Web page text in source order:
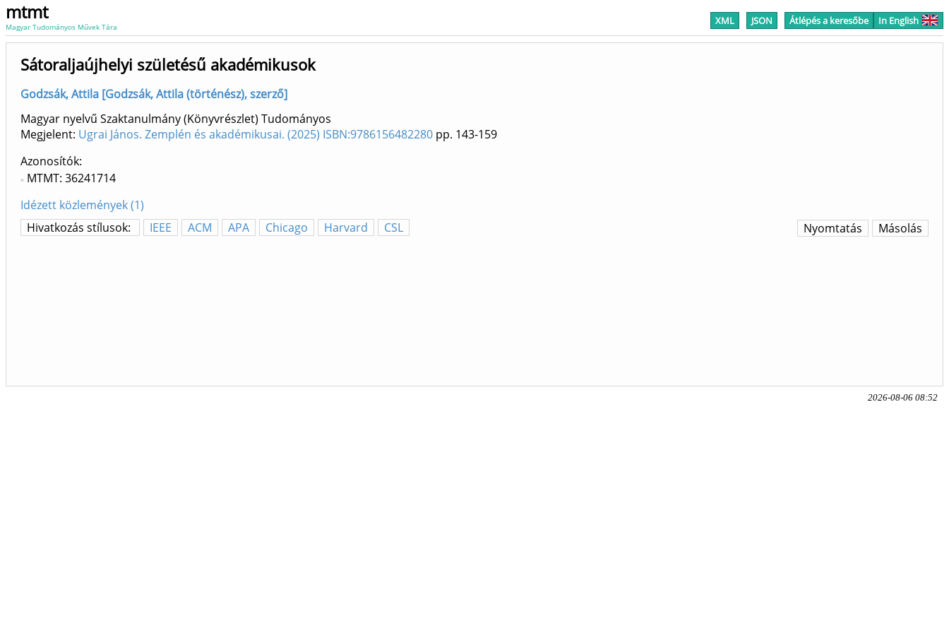
mtmt
Magyar Tudományos Művek Tára XML JSON Átlépés a keresőbe In English
Sátoraljaújhelyi születésű akadémikusok
Godzsák, Attila [Godzsák, Attila (történész), szerző]
Magyar nyelvű Szaktanulmány (Könyvrészlet) Tudományos
Megjelent: Ugrai János. Zemplén és akadémikusai. (2025) ISBN:9786156482280 pp. 143-159
Azonosítók
MTMT: 36241714
Idézett közlemények (1)
Hivatkozás stílusok:
IEEE ACM APA Chicago Harvard CSL Másolás
Nyomtatás
2026-08-06 08:52